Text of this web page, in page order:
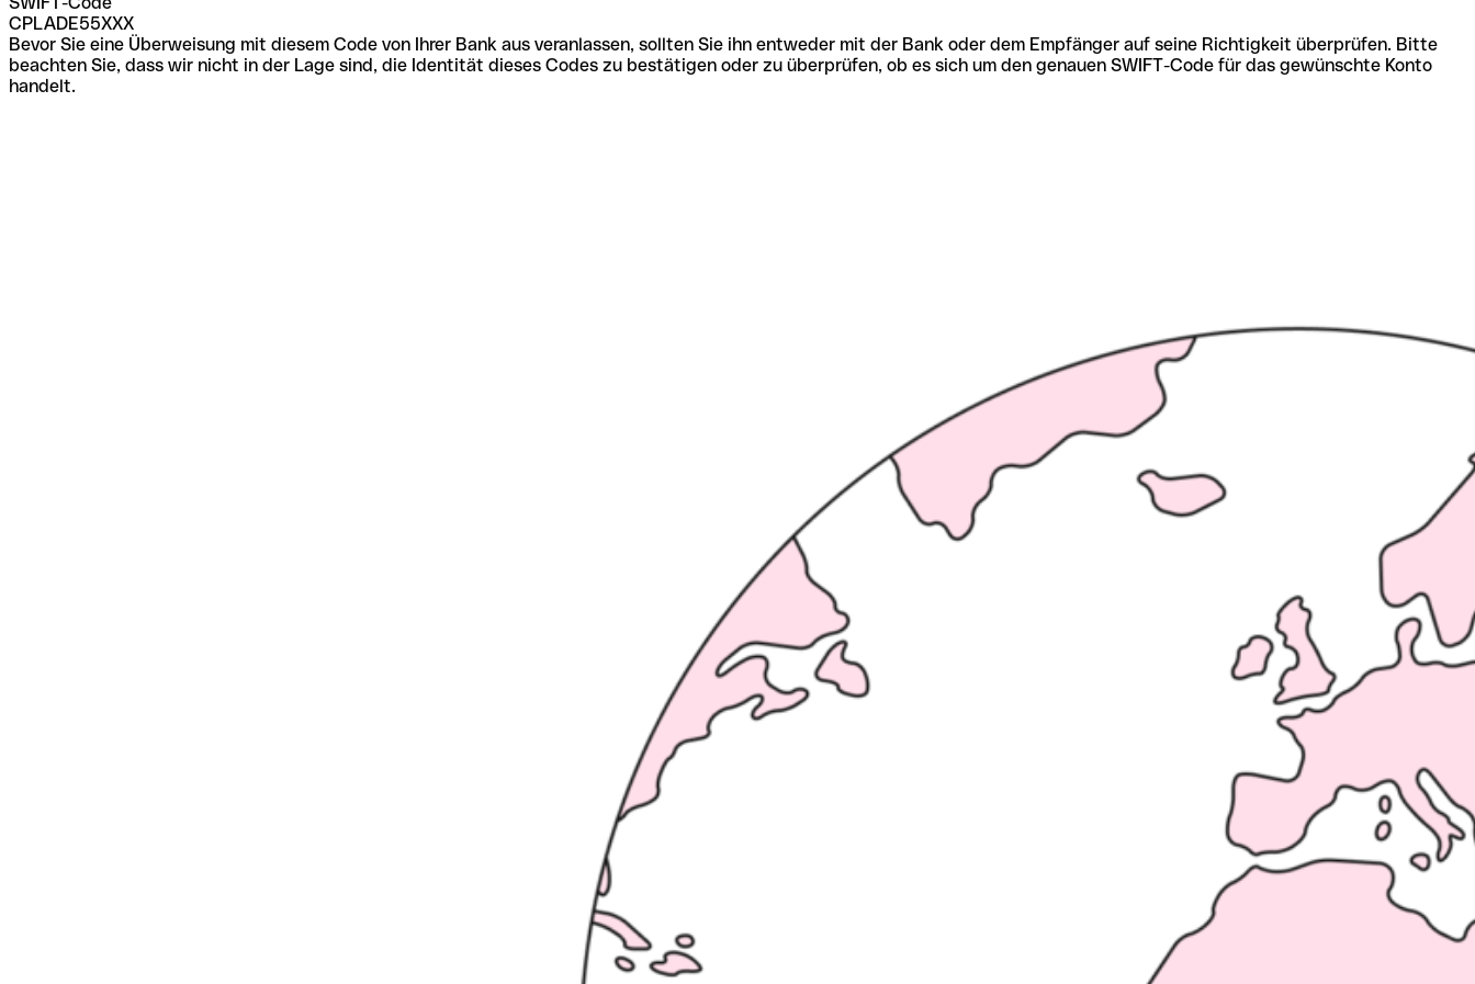
CPLADE55XXX
Bevor Sie eine Überweisung mit diesem Code von Ihrer Bank aus veranlassen, sollten Sie ihn entweder mit der Bank oder dem Empfänger auf seine Richtigkeit überprüfen. Bitte
beachten Sie, dass wir nicht in der Lage sind, die Identität dieses Codes zu bestätigen oder zu überprüfen, ob es sich um den genauen SWIFT-Code für das gewünschte Konto
handelt.